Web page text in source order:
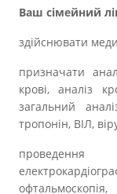
Ваш сімейний
здійснювати
призначати
крові, аналіз
загальний
тропонін, ВІЛ,
проведення